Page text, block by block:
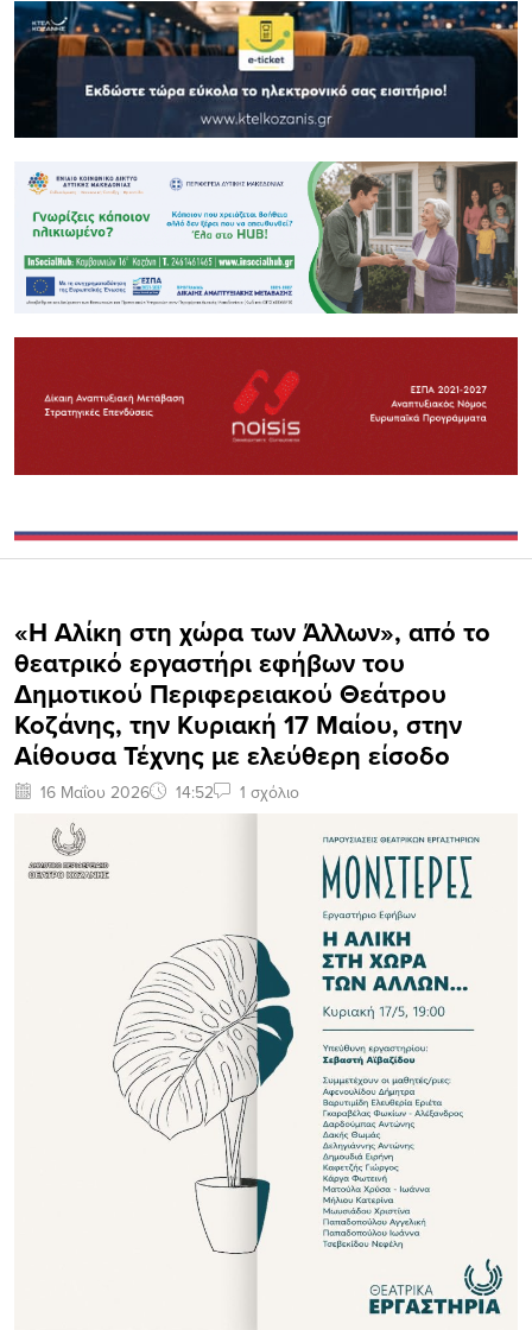
«Η Αλίκη στη χώρα των Άλλων», από το
θεατρικό εργαστήρι εφήβων του
Δημοτικού Περιφερειακού Θεάτρου
Κοζάνης, την Κυριακή 17 Μαίου, στην
Αίθουσα Τέχνης με ελεύθερη είσοδο
16 Μαΐου 2026 14:52 1 σχόλιο